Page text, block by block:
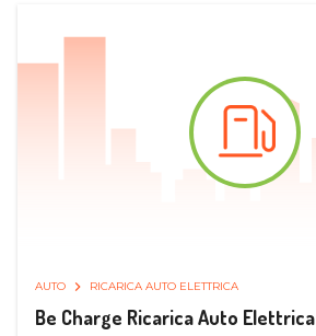
AUTO RICARICA AUTO ELETTRICA
Be Charge Ricarica Auto Elettrica